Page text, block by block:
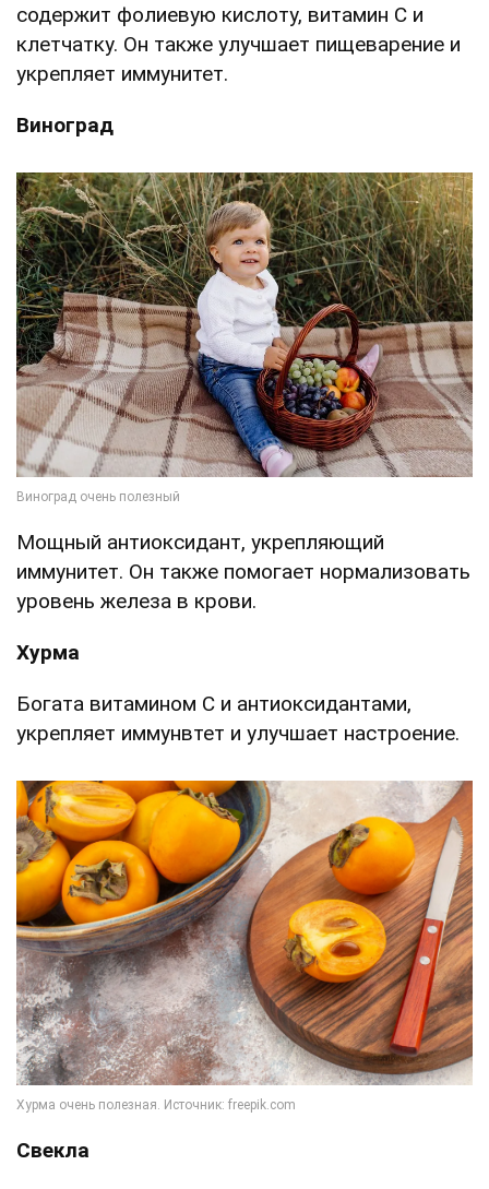
содержит фолиевую кислоту, витамин C и
клетчатку. Он также улучшает пищеварение и
укрепляет иммунитет.
Виноград
Мощный антиоксидант, укрепляющий
иммунитет. Он также помогает нормализовать
уровень железа в крови.
Хурма
Богата витамином C и антиоксидантами,
укрепляет иммунвтет и улучшает настроение.
Свекла